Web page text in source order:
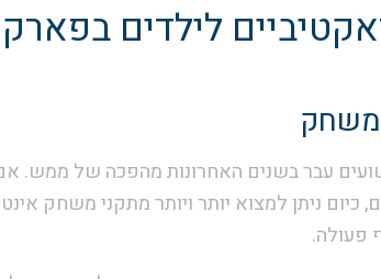
לילדים
עבר בשנים האחרונות מהפכה של ממש.
כיום ניתן למצוא יותר ויותר מתקני משחק
פעולה.